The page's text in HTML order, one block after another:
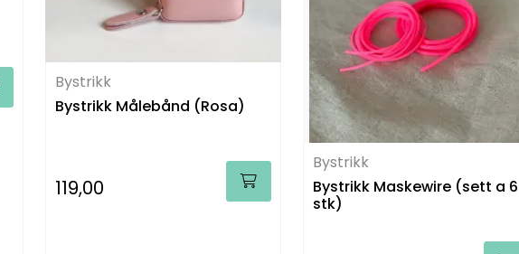
Bystrikk
Bystrikk Målebånd (Rosa)
119,00
Bystrikk
Bystrikk Maskewire (sett a 6
stk)